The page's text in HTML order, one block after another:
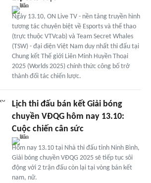
Ngày 13.10, ON Live TV - nền tảng truyền hình
tương tác chuyên biệt về Esports và thể thao
(trực thuộc VTVcab) và Team Secret Whales
(TSW) - đại diện Việt Nam duy nhất thi đấu tại
Chung kết Thế giới Liên Minh Huyền Thoại
2025 (Worlds 2025) chính thức công bố trở
thành đối tác chiến lược.
Lịch thi đấu bán kết Giải bóng
chuyền VĐQG hôm nay 13.10:
Cuộc chiến cân sức
Hôm nay 13.10 tại Nhà thi đấu tỉnh Ninh Bình,
Giải bóng chuyền VĐQG 2025 sẽ tiếp tục sôi
động với 2 trận đấu còn lại tại vòng bán kết
nam, nữ.